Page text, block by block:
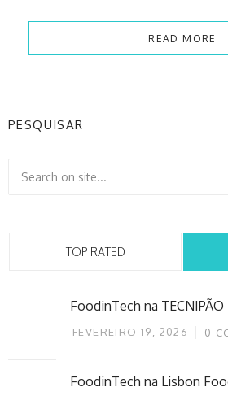
READ MORE
PESQUISAR
TOP RATED
FoodinTech na TECNIPÃO
FEVEREIRO 19, 2026 0
FoodinTech na Lisbon